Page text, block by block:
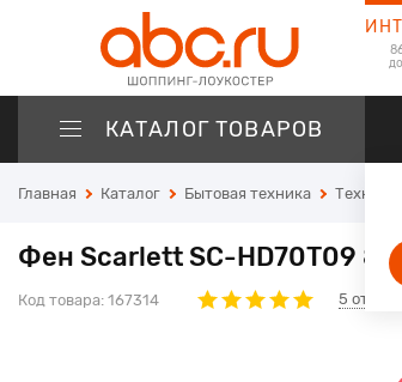
КАТАЛОГ ТОВАРОВ
Главная Каталог Бытовая техника Техника
Фен Scarlett SC-HD70T09
Код товара: 167314 5